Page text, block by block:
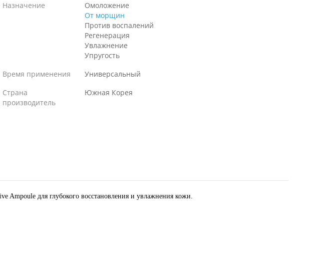
Назначение
Омоложение
От морщин
Против воспалений
Регенерация
Увлажнение
Упругость
Время применения
Универсальный
Страна
производитель
Южная Корея
Ampoule для глубокого восстановления и увлажнения кожи.